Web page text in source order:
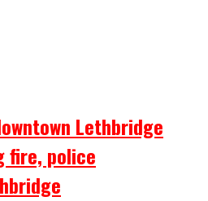
Lethbridge
fire, police